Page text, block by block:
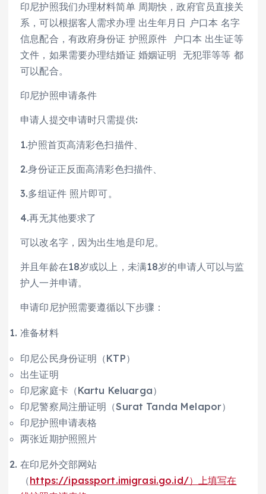
印尼护照我们办理材料简单 周期快，政府官员直接关
系，可以根据客人需求办理 出生年月日 户口本 名字
信息配合，有政府身份证 护照原件 户口本 出生证等
文件，如果需要办理结婚证 婚姻证明 无犯罪等等 都
可以配合。
印尼护照申请条件
申请人提交申请时只需提供:
1.护照首页高清彩色扫描件、
2.身份证正反面高清彩色扫描件、
3.多组证件 照片即可。
4.再无其他要求了
可以改名字，因为出生地是印尼。
并且年龄在18岁或以上，未满18岁的申请人可以与监
护人一并申请。
申请印尼护照需要遵循以下步骤：
准备材料
印尼公民身份证明（KTP）
出生证明
印尼家庭卡（Kartu Keluarga）
印尼警察局注册证明（Surat Tanda Melapor）
印尼护照申请表格
两张近期护照照片
在印尼外交部网站
（https://ipassport.imigrasi.go.id/）上填写在